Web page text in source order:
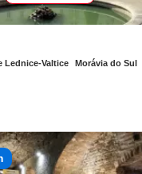
Lednice-Valtice Morávia do Sul